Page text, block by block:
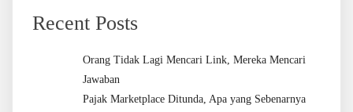
Recent Posts
Orang Tidak Lagi Mencari Link, Mereka Mencari
Jawaban
Pajak Marketplace Ditunda, Apa yang Sebenarnya